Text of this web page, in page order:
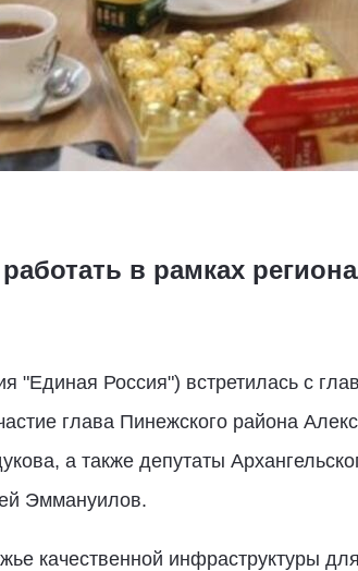
в рамках
"Единая Россия") встретилась с
глава Пинежского района
а также депутаты
Эммануилов.
качественной инфраструктуры